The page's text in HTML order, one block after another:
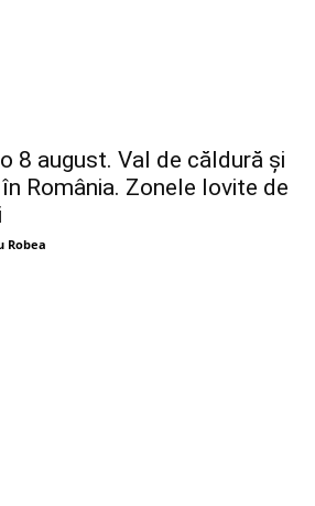
8 august. Val de căldură și
România. Zonele lovite de
Robea